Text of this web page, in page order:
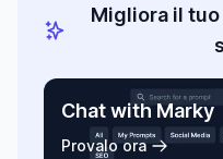
Migliora il
Chat with Marky
Provalo ora